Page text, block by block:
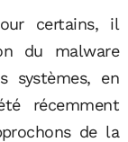
certains, il
du malware
systèmes, en
récemment
de la